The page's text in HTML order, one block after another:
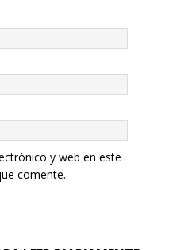
y web en este
comente.